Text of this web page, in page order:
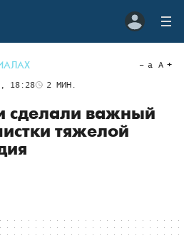
18:28 2 МИН.
a A
сделали важный
тяжелой